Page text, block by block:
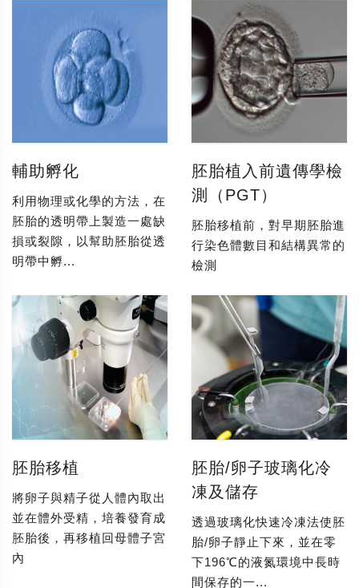
輔助孵化
利用物理或化學的方法，在
胚胎的透明帶上製造一處缺
損或裂隙，以幫助胚胎從透
明帶中孵...
胚胎植入前遺傳學檢
測（PGT）
胚胎移植前，對早期胚胎進
行染色體數目和結構異常的
檢測
胚胎移植
將卵子與精子從人體內取出
並在體外受精，培養發育成
胚胎後，再移植回母體子宮
內
胚胎/卵子玻璃化冷
凍及儲存
透過玻璃化快速冷凍法使胚
胎/卵子靜止下來，並在零
下196℃的液氮環境中長時
間保存的一...